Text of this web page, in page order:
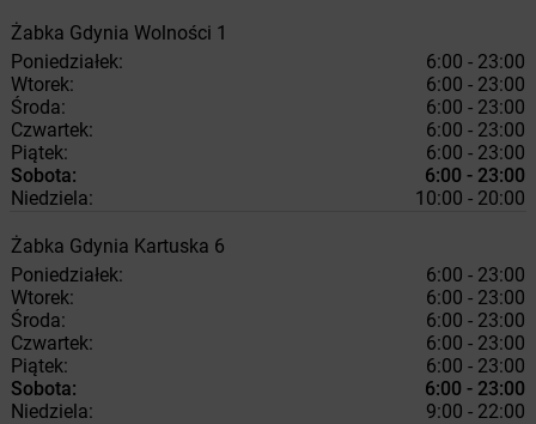
Żabka Gdynia Wolności 1
Poniedziałek:
6:00 - 23:00
Wtorek:
6:00 - 23:00
Środa:
6:00 - 23:00
Czwartek:
6:00 - 23:00
Piątek:
6:00 - 23:00
Sobota:
6:00 - 23:00
Niedziela:
10:00 - 20:00
Żabka Gdynia Kartuska 6
Poniedziałek:
6:00 - 23:00
Wtorek:
6:00 - 23:00
Środa:
6:00 - 23:00
Czwartek:
6:00 - 23:00
Piątek:
6:00 - 23:00
Sobota:
6:00 - 23:00
Niedziela:
9:00 - 22:00